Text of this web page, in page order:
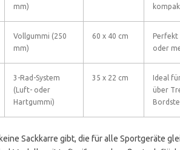
mm)
Vollgummi (250
mm)
60 x 40 cm
Perfekt
oder
3-Rad-System
(Luft- oder
Hartgummi)
35 x 22 cm
Ideal
über
Sackkarre gibt, die für alle Sportgeräte